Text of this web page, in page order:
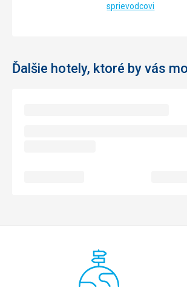
sprievodcovi
Ďalšie hotely, ktoré by vás